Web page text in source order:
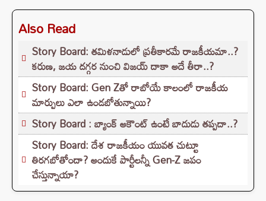
Also Read
Story Board: తమిళనాడులో ప్రతీకారమే రాజకీయమా..?
కరుణ, జయ దగ్గర నుంచి విజయ్ దాకా అదే తీరా..?
Story Board: Gen Zతో రాబోయే కాలంలో రాజకీయ
మార్పులు ఎలా ఉండబోతున్నాయి?
Story Board : బ్యాంక్ అకౌంట్ ఉంటే బాదుడు తప్పదా..?
Story Board: దేశ రాజకీయం యువత చుట్టూ
తిరగబోతోందా? అందుకే పార్టీలన్నీ Gen-Z జపం
చేస్తున్నాయా?